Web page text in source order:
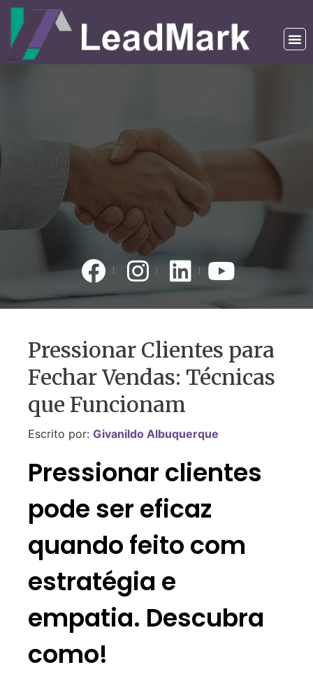
Pressionar Clientes para
Fechar Vendas: Técnicas
que Funcionam
Escrito por: Givanildo Albuquerque
Pressionar clientes
pode ser eficaz
quando feito com
estratégia e
empatia. Descubra
como!